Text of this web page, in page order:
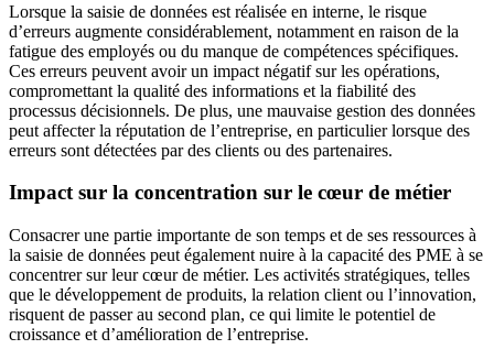
Lorsque la saisie de données est réalisée en interne, le risque
d’erreurs augmente considérablement, notamment en raison de la
fatigue des employés ou du manque de compétences spécifiques.
Ces erreurs peuvent avoir un impact négatif sur les opérations,
compromettant la qualité des informations et la fiabilité des
processus décisionnels. De plus, une mauvaise gestion des données
peut affecter la réputation de l’entreprise, en particulier lorsque des
erreurs sont détectées par des clients ou des partenaires.
Impact sur la concentration sur le cœur de métier
Consacrer une partie importante de son temps et de ses ressources à
la saisie de données peut également nuire à la capacité des PME à se
concentrer sur leur cœur de métier. Les activités stratégiques, telles
que le développement de produits, la relation client ou l’innovation,
risquent de passer au second plan, ce qui limite le potentiel de
croissance et d’amélioration de l’entreprise.